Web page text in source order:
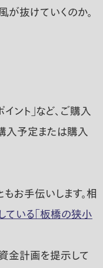
が抜けていくのか。
ント」など、ご購入
入予定または購入
お手伝いします。相
いる「板橋の狭小
金計画を提示して